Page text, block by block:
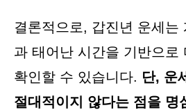
결론적으로, 갑진년 운세는
과 태어난 시간을 기반으로
확인할 수 있습니다. 단, 운
절대적이지 않다는 점을 명